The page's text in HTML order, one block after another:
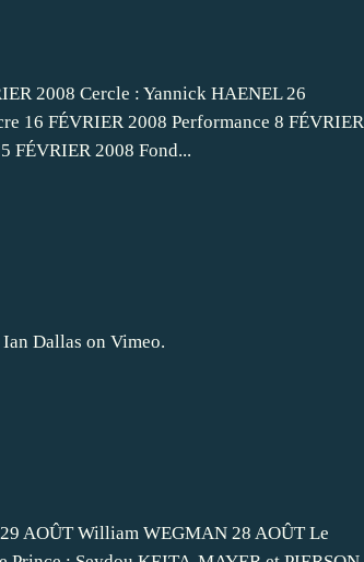
2008 Cercle : Yannick HAENEL 26
16 FÉVRIER 2008 Performance 8 FÉVRIER
FÉVRIER 2008 Fond...
Dallas on Vimeo.
AOÛT William WEGMAN 28 AOÛT Le